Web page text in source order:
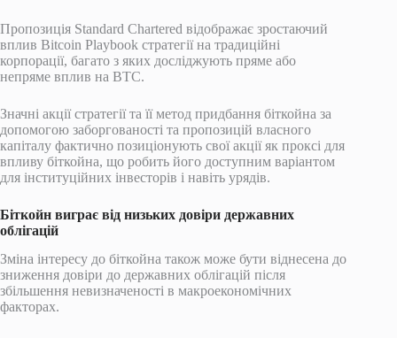
Пропозиція Standard Chartered відображає зростаючий
вплив Bitcoin Playbook стратегії на традиційні
корпорації, багато з яких досліджують пряме або
непряме вплив на BTC.
Значні акції стратегії та її метод придбання біткойна за
допомогою заборгованості та пропозицій власного
капіталу фактично позиціонують свої акції як проксі для
впливу біткойна, що робить його доступним варіантом
для інституційних інвесторів і навіть урядів.
Біткойн виграє від низьких довіри державних
облігацій
Зміна інтересу до біткойна також може бути віднесена до
зниження довіри до державних облігацій після
збільшення невизначеності в макроекономічних
факторах.